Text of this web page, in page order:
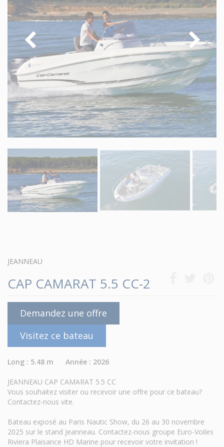
JEANNEAU
CAP CAMARAT 5.5 CC-2
Demandez une offre
Visitez ce bateau
Long : 5.48 m Année : 2026
JEANNEAU CAP CAMARAT 5.5 CC
Vous souhaitez visiter ou recevoir une offre pour ce bateau?
Contactez-nous vite.
Bateau exposé au Paris Nautic Show, du 26 au 30 novembre
2025 sur le stand Jeanneau. Contactez-nous groupe Euro-Voiles
Riviera Plaisance HD Marine pour recevoir votre invitation !